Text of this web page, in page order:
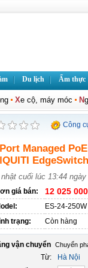
Du lịch Ẩm thực
Xe cộ, máy móc N
Công
Managed
nhật cuối lúc 13:44
giá bán:
12 025
ES-24-250W
trạng:
Còn hàng
vận chuyển
Từ:
Hà Nội